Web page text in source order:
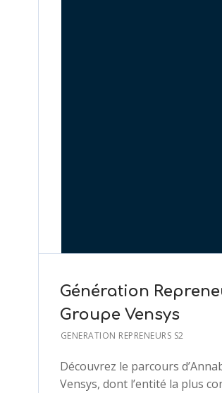
Génération
Groupe Vensys
GENERATION REPRENEURS S2
Découvrez le parcours
Vensys, dont l’entité la plus